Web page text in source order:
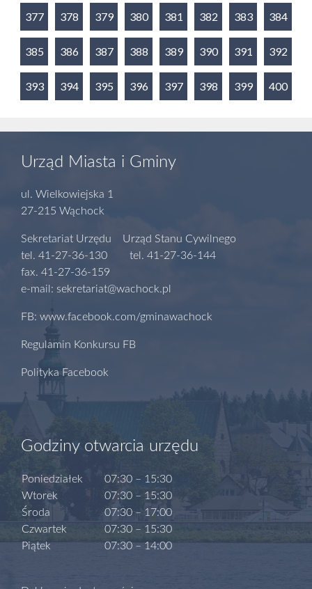
377 378 379 380 381 382 383 384
385 386 387 388 389 390 391 392
393 394 395 396 397 398 399 400
Urząd Miasta i Gminy
ul. Wielkowiejska 1
27-215 Wąchock
Sekretariat Urzędu Urząd Stanu Cywilnego
tel. 41-27-36-130 tel. 41-27-36-144
fax. 41-27-36-159
e-mail: sekretariat@wachock.pl
FB: www.facebook.com/gminawachock
Regulamin Konkursu FB
Polityka Facebook
Godziny otwarcia urzędu
Poniedziałek
Wtorek
Środa
Czwartek
Piątek
07:30 – 15:30
07:30 – 15:30
07:30 – 17:00
07:30 – 15:30
07:30 – 14:00